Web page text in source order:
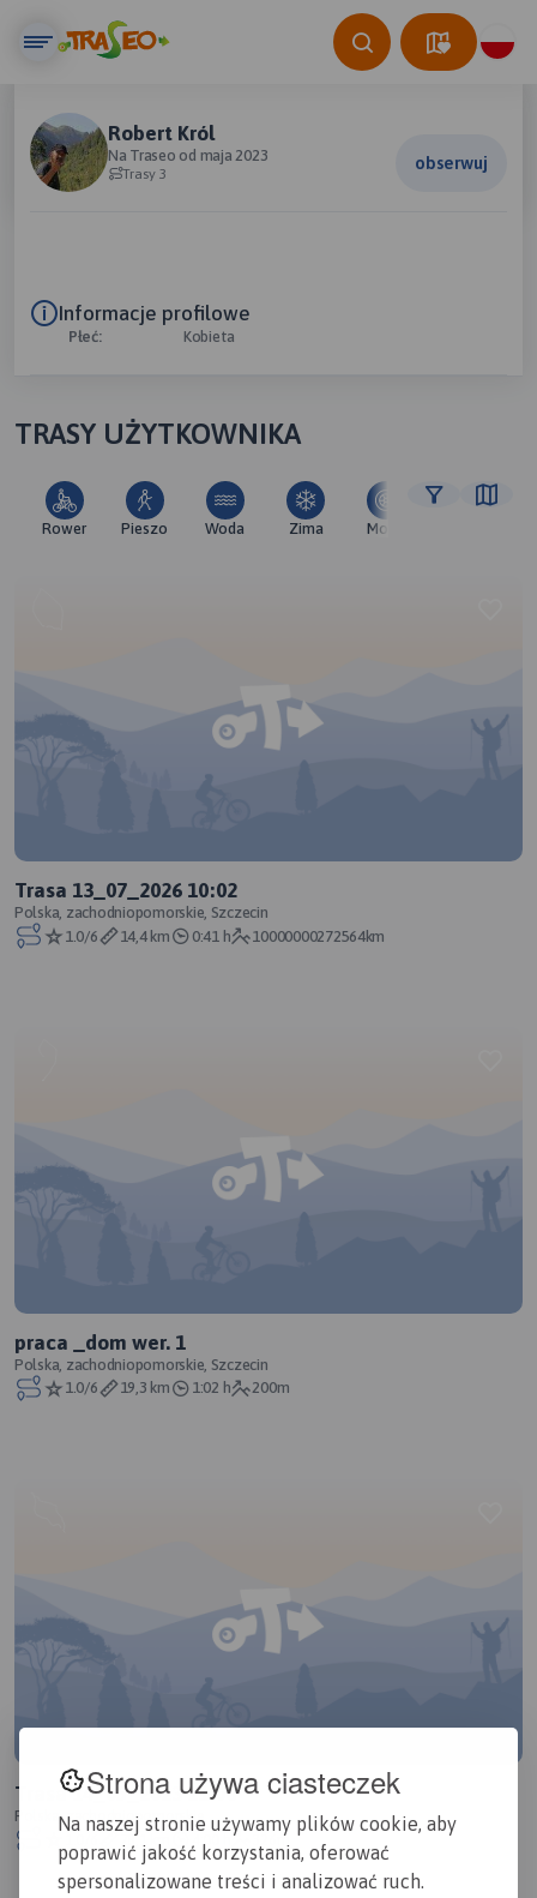
Strona używa ciasteczek
Na naszej stronie używamy plików cookie, aby
poprawić jakość korzystania, oferować
spersonalizowane treści i analizować ruch.
Robert Król
Na Traseo od maja 2023
Trasy 3
obserwuj
Informacje profilowe
Płeć: Kobieta
TRASY UŻYTKOWNIKA
Rower Pieszo Woda Zima Moto
Trasa 13_07_2026 10:02
Polska, zachodniopomorskie, Szczecin
1.0/6
14,4 km 0:41 h 10000000272564km
praca _dom wer. 1
Polska, zachodniopomorskie, Szczecin
1.0/6
19,3 km 1:02 h 200m
Trasa 14_05_2023 11:06
Polska, zachodniopomorskie
78,1 km 326m